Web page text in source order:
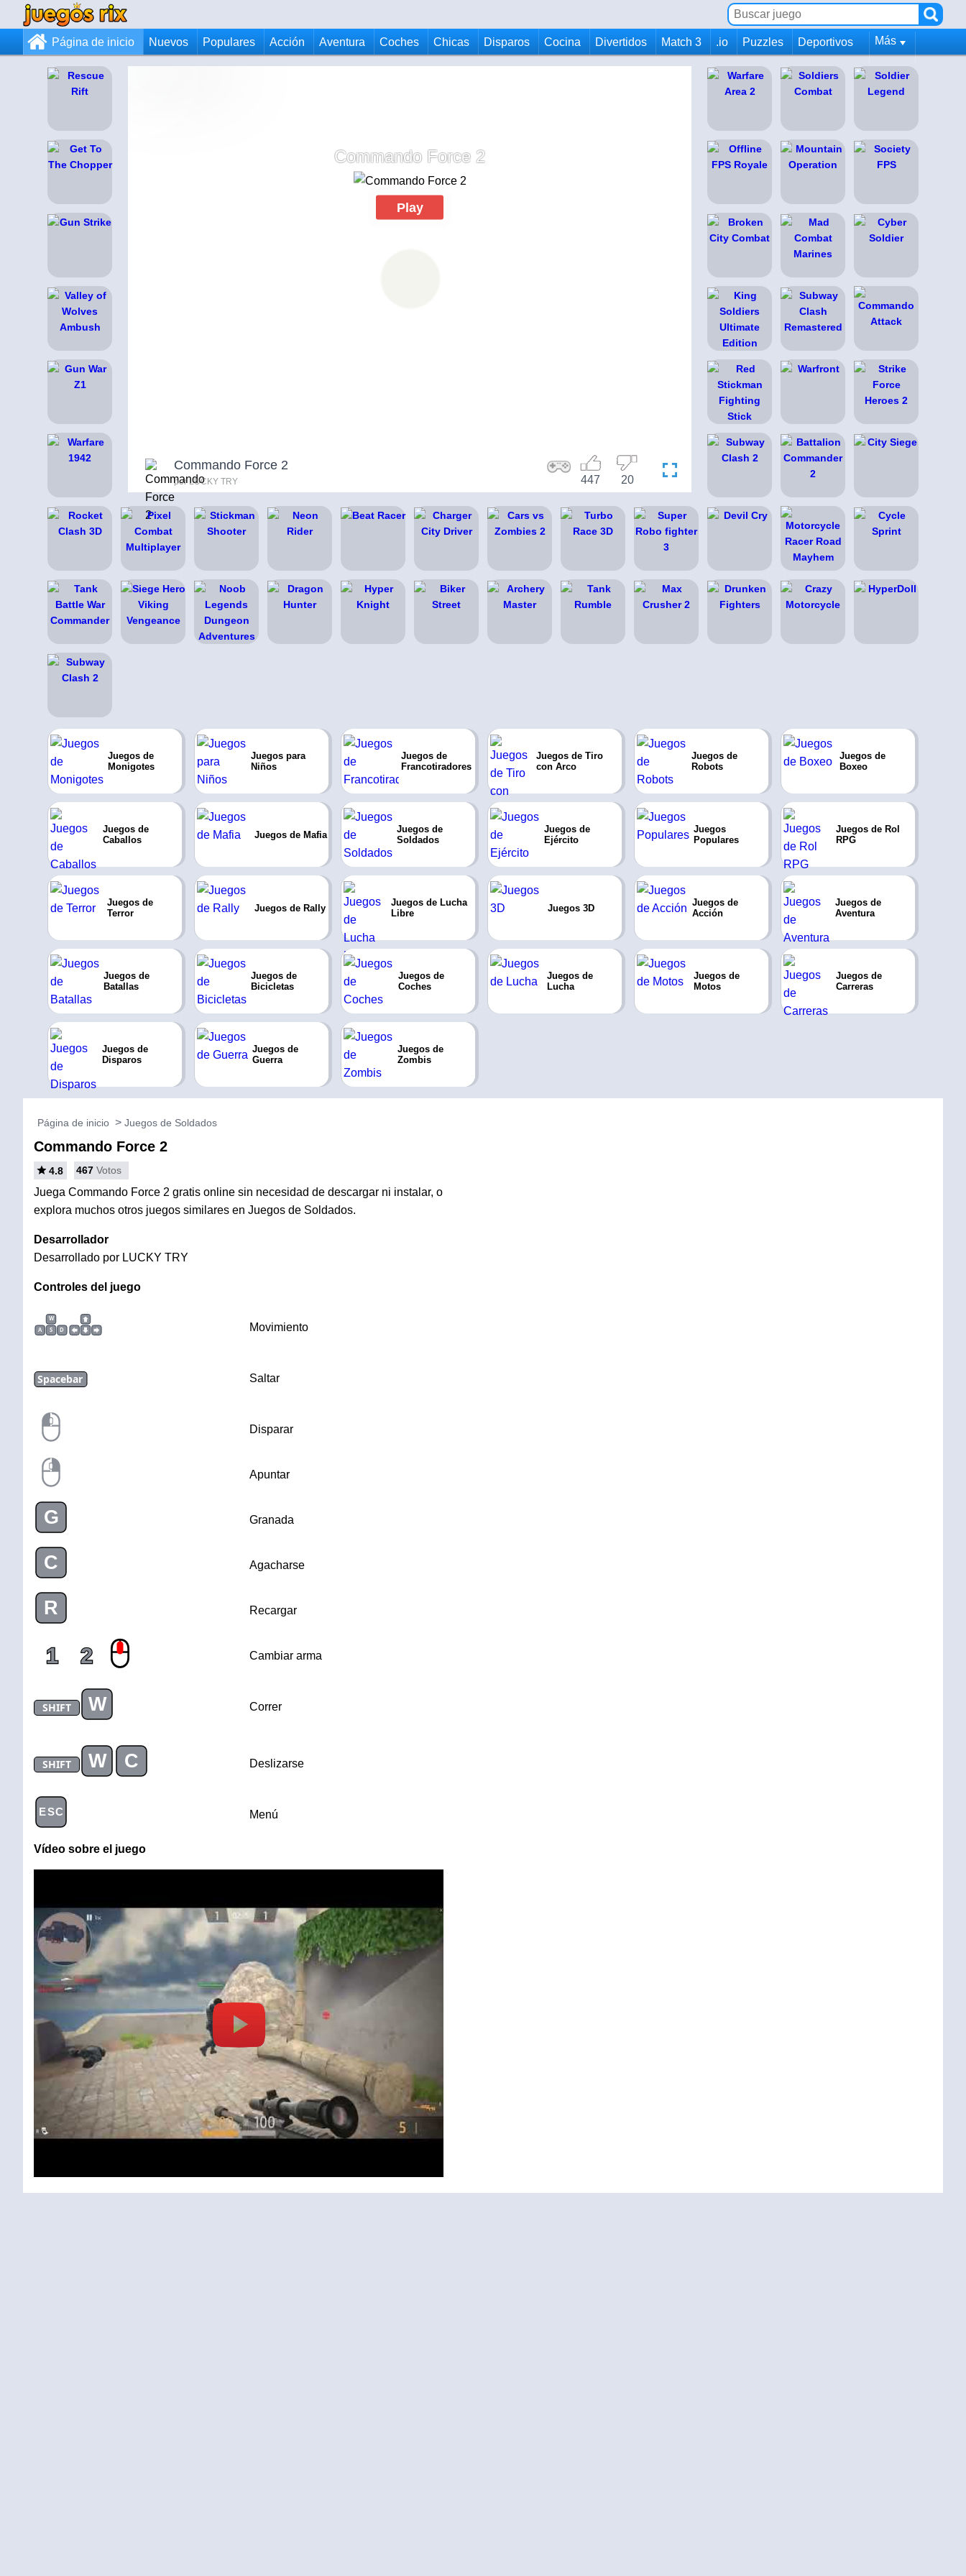
Página de inicio Nuevos Populares Acción Aventura Coches Chicas Disparos Cocina Divertidos Match 3 .io Puzzles Deportivos Más
Commando Force 2
Play
Commando Force 2
por LUCKY TRY 20
447
Juegos de
Monigotes
Juegos para
Niños
Juegos de
Francotiradores
Juegos de Tiro
con Arco
Juegos de
Robots
Juegos de
Boxeo
Juegos de
Caballos
Juegos de Mafia
Juegos de
Soldados
Juegos de
Ejército
Juegos
Populares
Juegos de Rol
RPG
Juegos de
Terror
Juegos de Rally
Juegos de Lucha
Libre
Juegos 3D
Juegos de
Acción
Juegos de
Aventura
Juegos de
Batallas
Juegos de
Bicicletas
Juegos de
Coches
Juegos de
Lucha
Juegos de
Motos
Juegos de
Carreras
Juegos de
Disparos
Juegos de
Guerra
Juegos de
Zombis
Página de inicio Juegos de Soldados
Commando Force 2
4.8 467 Votos
Juega Commando Force 2 gratis online sin necesidad de descargar ni instalar, o
explora muchos otros juegos similares en Juegos de Soldados.
Desarrollador
Desarrollado por LUCKY TRY
Controles del juego
W
A
S D Movimiento
Spacebar Saltar
Disparar
Apuntar
G Granada
C Agacharse
R Recargar
1 2 Cambiar arma
SHIFT W Correr
SHIFT W C Deslizarse
ESC Menú
Vídeo sobre el juego